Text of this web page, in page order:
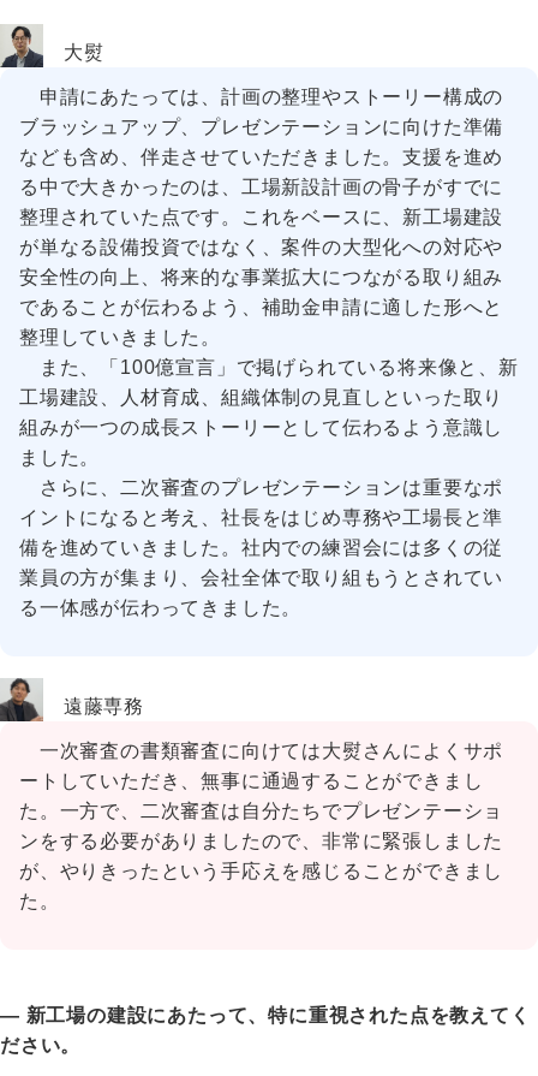
大熨
申請にあたっては、計画の整理やストーリー構成の
ブラッシュアップ、プレゼンテーションに向けた準備
なども含め、伴走させていただきました。支援を進め
る中で大きかったのは、工場新設計画の骨子がすでに
整理されていた点です。これをベースに、新工場建設
が単なる設備投資ではなく、案件の大型化への対応や
安全性の向上、将来的な事業拡大につながる取り組み
であることが伝わるよう、補助金申請に適した形へと
整理していきました。
また、「100億宣言」で掲げられている将来像と、新
工場建設、人材育成、組織体制の見直しといった取り
組みが一つの成長ストーリーとして伝わるよう意識し
ました。
さらに、二次審査のプレゼンテーションは重要なポ
イントになると考え、社長をはじめ専務や工場長と準
備を進めていきました。社内での練習会には多くの従
業員の方が集まり、会社全体で取り組もうとされてい
る一体感が伝わってきました。
遠藤専務
一次審査の書類審査に向けては大熨さんによくサポ
ートしていただき、無事に通過することができまし
た。一方で、二次審査は自分たちでプレゼンテーショ
ンをする必要がありましたので、非常に緊張しました
が、やりきったという手応えを感じることができまし
た。
― 新工場の建設にあたって、特に重視された点を教えてく
ださい。